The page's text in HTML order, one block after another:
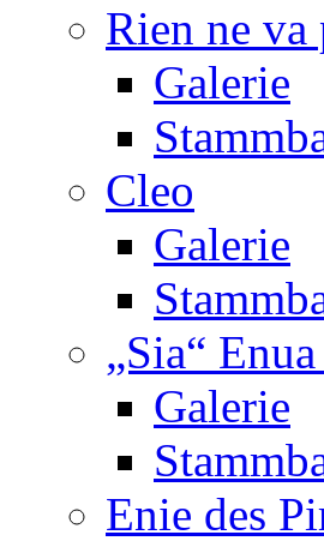
Rien ne va
Galerie
Cleo
Galerie
„Sia“
Galerie
Enie des